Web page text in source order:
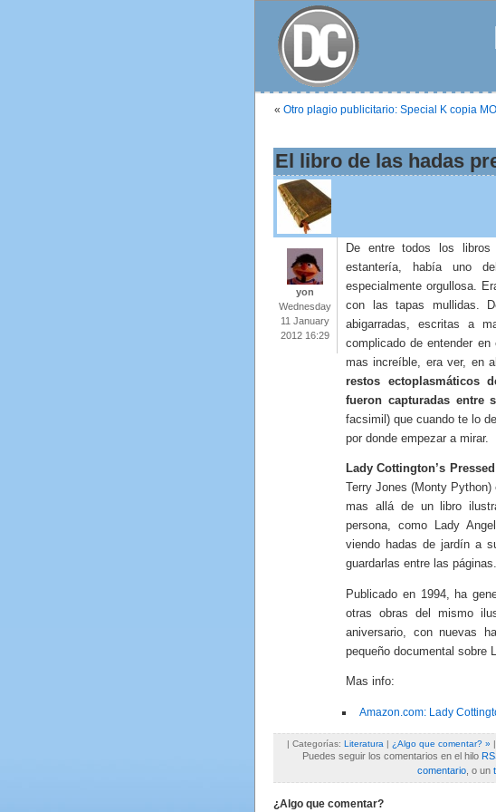
« Otro plagio publicitario: Special K copia
El libro de las hadas
yon
Wednesday
11 January
2012 16:29
De entre todos los
estantería, había uno
especialmente orgullosa.
con las tapas mullidas.
abigarradas, escritas a
complicado de entender en
mas increíble, era ver, en
restos ectoplasmáticos
fueron capturadas entre
facsimil) que cuando te lo
por donde empezar a mirar.
Lady Cottington’s
Terry Jones (Monty
mas allá de un libro
persona, como Lady
viendo hadas de jardín a
guardarlas entre las páginas.
Publicado en 1994, ha
otras obras del mismo
aniversario, con nuevas
pequeño documental sobre
Mas info:
Amazon.com: Lady
| Categorías: Literatura | ¿Algo que comentar? » |
Puedes seguir los comentarios en el hilo
comentario, o un
¿Algo que comentar?